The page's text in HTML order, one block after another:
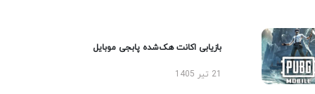
بازیابی اکانت هک‌شده پابجی موبایل